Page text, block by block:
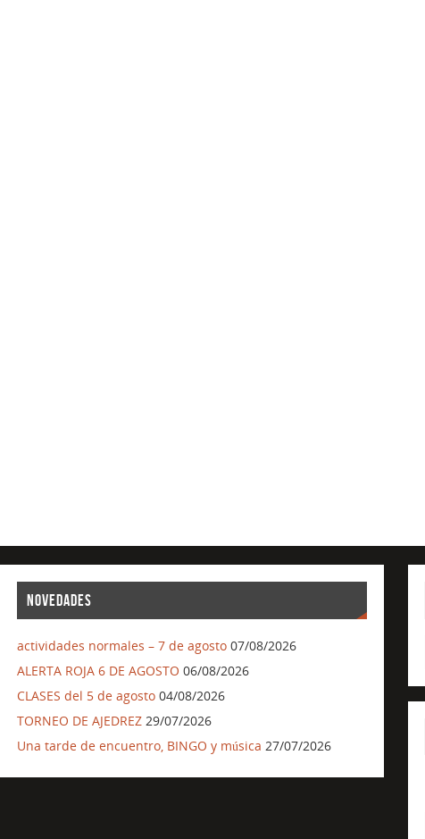
NOVEDADES
actividades normales – 7 de agosto 07/08/2026
ALERTA ROJA 6 DE AGOSTO 06/08/2026
CLASES del 5 de agosto 04/08/2026
TORNEO DE AJEDREZ 29/07/2026
Una tarde de encuentro, BINGO y música 27/07/2026